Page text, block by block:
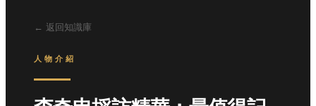
← 返回知識庫
人物介紹